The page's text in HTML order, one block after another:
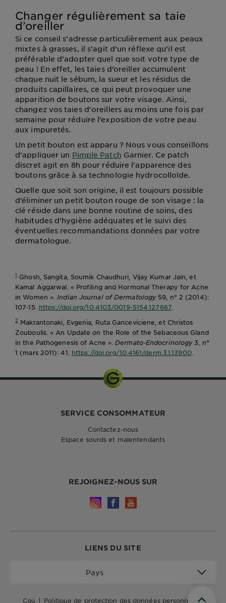
Changer régulièrement sa taie
d’oreiller
Si ce conseil s’adresse particulièrement aux peaux
mixtes à grasses, il s’agit d’un réflexe qu’il est
préférable d’adopter quel que soit votre type de
peau ! En effet, les taies d’oreiller accumulent
chaque nuit le sébum, la sueur et les résidus de
produits capillaires, ce qui peut provoquer une
apparition de boutons sur votre visage. Ainsi,
changez vos taies d'oreillers au moins une fois par
semaine pour réduire l’exposition de votre peau
aux impuretés.
Un petit bouton est apparu ? Nous vous conseillons
d’appliquer un Pimple Patch Garnier. Ce patch
discret agit en 8h pour réduire l'apparence des
boutons grâce à sa technologie hydrocolloïde.
Quelle que soit son origine, il est toujours possible
d’éliminer un petit bouton rouge de son visage : la
clé réside dans une bonne routine de soins, des
habitudes d’hygiène adéquates et le suivi des
éventuelles recommandations données par votre
dermatologue.
1 Ghosh, Sangita, Soumik Chaudhuri, Vijay Kumar Jain, et
Kamal Aggarwal. « Profiling and Hormonal Therapy for Acne
in Women ». Indian Journal of Dermatology59, n° 2 (2014):
107‑15. https://doi.org/10.4103/0019-5154.127667.
2 Makrantonaki, Evgenia, Ruta Ganceviciene, et Christos
Zouboulis. « An Update on the Role of the Sebaceous Gland
in the Pathogenesis of Acne ».Dermato-Endocrinology3, n°
1 (mars 2011): 41. https://doi.org/10.4161/derm.3.1.13900.
LIENS DU SITE
cgu politique de protection des données personnelles
Pays
REJOIGNEZ-NOUS SUR
SERVICE CONSOMMATEUR
Contactez-nous
Espace sourds et malentendants